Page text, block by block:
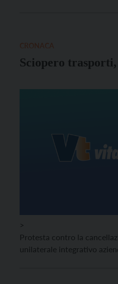
Sciopero
>
Protesta contro la
unilaterale integrativo